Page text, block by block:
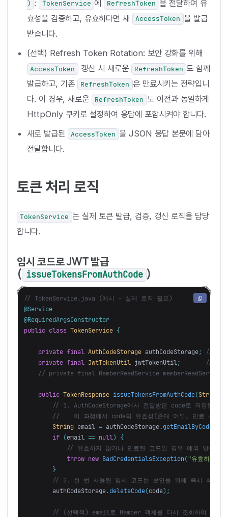
) : TokenService 에 RefreshToken 을 전달하여 유
효성을 검증하고, 유효하다면 새
AccessToken 을 발급
받습니다.
(선택) Refresh Token Rotation: 보안 강화를 위해
AccessToken 갱신 시 새로운 RefreshToken 도 함께
발급하고, 기존
RefreshToken 은 만료시키는 전략입니
다. 이 경우, 새로운
RefreshToken 도 이전과 동일하게
HttpOnly 쿠키로 설정하여 응답에 포함시켜야 합니다.
새로 발급된
AccessToken 을 JSON 응답 본문에 담아
전달합니다.
토큰 처리 로직
TokenService 는 실제 토큰 발급, 검증, 갱신 로직을 담당
합니다.
임시 코드로 JWT 발급
( issueTokensFromAuthCode )
// TokenService.java (예시 - 실제 로직 필요)
@Service
@RequiredArgsConstructor
public class TokenService {
private final AuthCodeStorage authCodeStorage;
// 임
private final JwtTokenUtil jwtTokenUtil;
//
// private final MemberReadService
public TokenResponse issueTokensFromAuthCode(String
// 1. AuthCodeStorage에서 전달받은 code로 저장된 사
//    이 과정에서 code의 유효성(존재 여부, 만료 시간
String email = authCodeStorage.getEmailByCode
if
(email == null)
{
// 유효하지 않거나 만료된 코드일 경우 예외 발생
throw new BadCredentialsException("유효하지
}
// 2. 한 번 사용된 임시 코드는 보안을 위해 즉시 삭제
authCodeStorage. deleteCode(code);
// (선택적) email로 Member 객체를 다시 조회하여 추가